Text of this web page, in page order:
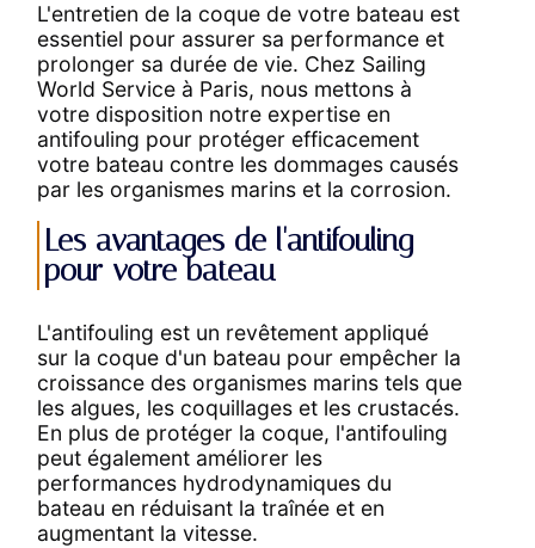
L'entretien de la coque de votre bateau est
essentiel pour assurer sa performance et
prolonger sa durée de vie. Chez Sailing
World Service à Paris, nous mettons à
votre disposition notre expertise en
antifouling pour protéger efficacement
votre bateau contre les dommages causés
par les organismes marins et la corrosion.
Les avantages de l'antifouling
pour votre bateau
L'antifouling est un revêtement appliqué
sur la coque d'un bateau pour empêcher la
croissance des organismes marins tels que
les algues, les coquillages et les crustacés.
En plus de protéger la coque, l'antifouling
peut également améliorer les
performances hydrodynamiques du
bateau en réduisant la traînée et en
augmentant la vitesse.